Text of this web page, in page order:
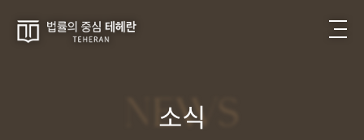
NEWS
소식